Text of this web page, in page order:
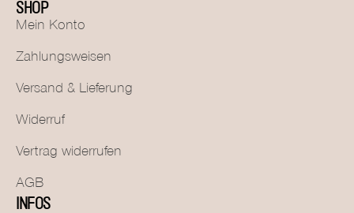
SHOP
Mein Konto
Zahlungsweisen
Versand & Lieferung
Widerruf
Vertrag widerrufen
AGB
INFOS